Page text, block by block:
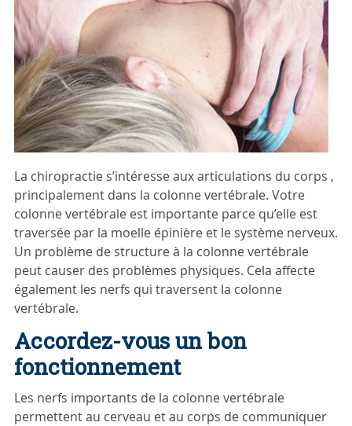
La chiropractie s’intéresse aux articulations du corps ,
principalement dans la colonne vertébrale. Votre
colonne vertébrale est importante parce qu’elle est
traversée par la moelle épinière et le système nerveux.
Un problème de structure à la colonne vertébrale
peut causer des problèmes physiques. Cela affecte
également les nerfs qui traversent la colonne
vertébrale.
Accordez-vous un bon
fonctionnement
Les nerfs importants de la colonne vertébrale
permettent au cerveau et au corps de communiquer